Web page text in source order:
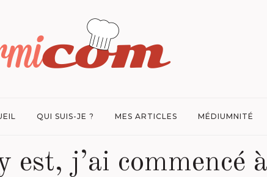
QUI SUIS-JE ? MES ARTICLES MÉDIUMNITÉ
est, j’ai commencé